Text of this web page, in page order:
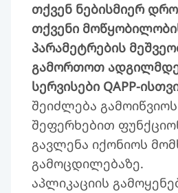
თქვენ ნებისმიერ
თქვენი
პარამეტრების
გამორთოთ
სერვისები QAPP-
შეიძლება
შეფერხებით
გავლენა იქონიოს
გამოცდილებაზე.
აპლიკაციის